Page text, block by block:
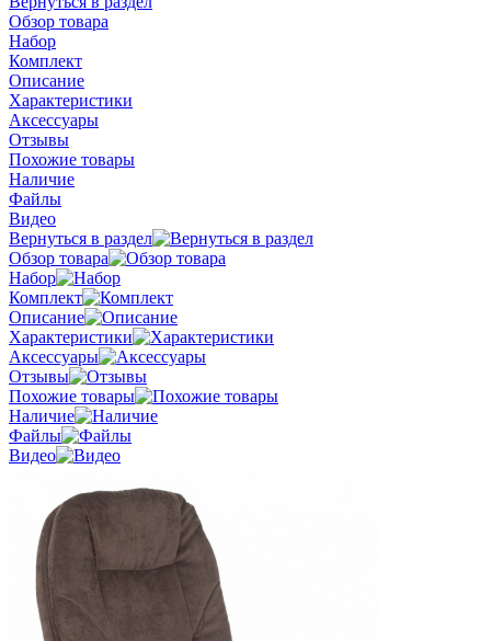
Обзор товара
Набор
Комплект
Описание
Характеристики
Аксессуары
Отзывы
Похожие товары
Наличие
Файлы
Видео
Вернуться в раздел
Обзор товара
Набор
Комплект
Описание
Характеристики
Аксессуары
Отзывы
Похожие товары
Наличие
Файлы
Видео